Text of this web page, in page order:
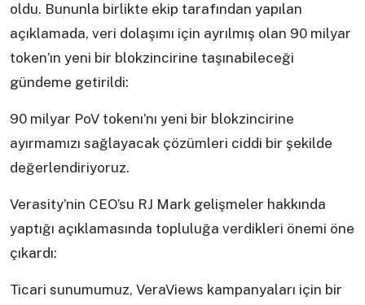
oldu. Bununla birlikte ekip tarafından yapılan
açıklamada, veri dolaşımı için ayrılmış olan 90 milyar
token’ın yeni bir blokzincirine taşınabileceği
gündeme getirildi:
90 milyar PoV tokenı’nı yeni bir blokzincirine
ayırmamızı sağlayacak çözümleri ciddi bir şekilde
değerlendiriyoruz.
Verasity’nin CEO’su RJ Mark gelişmeler hakkında
yaptığı açıklamasında topluluğa verdikleri önemi öne
çıkardı:
Ticari sunumumuz, VeraViews kampanyaları için bir